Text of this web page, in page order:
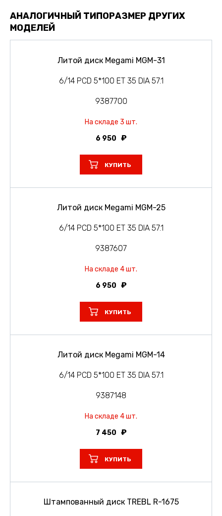
АНАЛОГИЧНЫЙ ТИПОРАЗМЕР ДРУГИХ
МОДЕЛЕЙ
Литой диск Megami MGM-31
6/14 PCD 5*100 ET 35 DIA 57.1
9387700
На складе 3 шт.
6 950
КУПИТЬ
Литой диск Megami MGM-25
6/14 PCD 5*100 ET 35 DIA 57.1
9387607
На складе 4 шт.
6 950
КУПИТЬ
Литой диск Megami MGM-14
6/14 PCD 5*100 ET 35 DIA 57.1
9387148
На складе 4 шт.
7 450
КУПИТЬ
Штампованный диск TREBL R-1675